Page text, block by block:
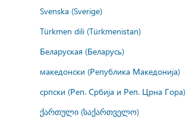
Svenska (Sverige)
Türkmen dili (Türkmenistan)
Беларуская (Беларусь)
македонски (Република Македонија)
српски (Реп. Србија и Реп. Црна Гора)
ქართული (საქართველო)